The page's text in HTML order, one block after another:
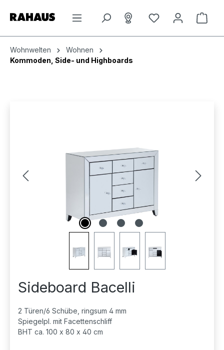
Du hast 0
Wohnwelten
Wohnen
Kommoden, Side- und Highboards
Sideboard Bacelli
2 Türen/6 Schübe, ringsum 4 mm
Spiegelpl. mit Facettenschliff
BHT ca. 100 x 80 x 40 cm